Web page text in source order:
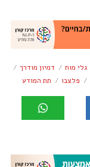
גלי מוח
דמיון מודרך
פלצבו תת המודע